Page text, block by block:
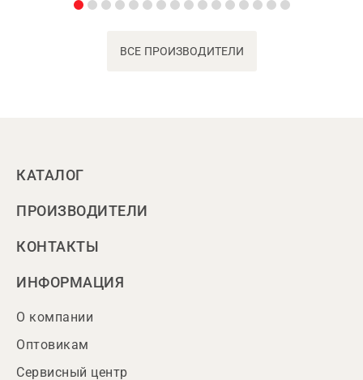
ВСЕ ПРОИЗВОДИТЕЛИ
КАТАЛОГ
ПРОИЗВОДИТЕЛИ
КОНТАКТЫ
ИНФОРМАЦИЯ
О компании
Оптовикам
Сервисный центр